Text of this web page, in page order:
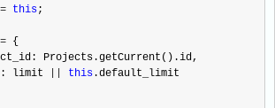
this;
{
limit
this.default_limit